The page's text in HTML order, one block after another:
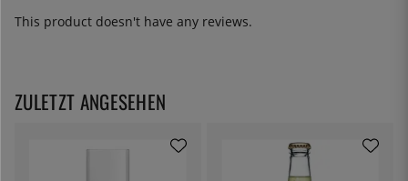
This product doesn't have any reviews.
ZULETZT ANGESEHEN